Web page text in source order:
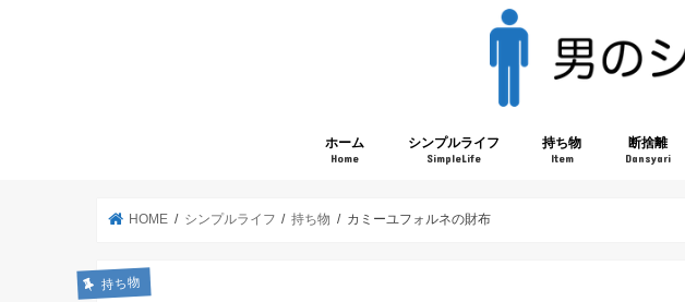
ホーム
Home
シンプルライフ
SimpleLife
持ち物
Item
断捨離
Dansyari
HOME シンプルライフ 持ち物 カミーユフォルネの財布
持ち物